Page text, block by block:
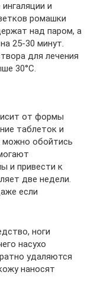
и
ромашки
над паром, а
25-30 минут.
для лечения
30°С.
от формы
таблеток и
можно обойтись
и привести к
две недели.
если
ноги
насухо
удаляются
наносят